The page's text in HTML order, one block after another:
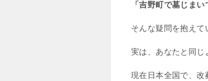
「吉野町で墓じま
そんな疑問を抱えて
実は、あなたと同じ
現在日本全国で、